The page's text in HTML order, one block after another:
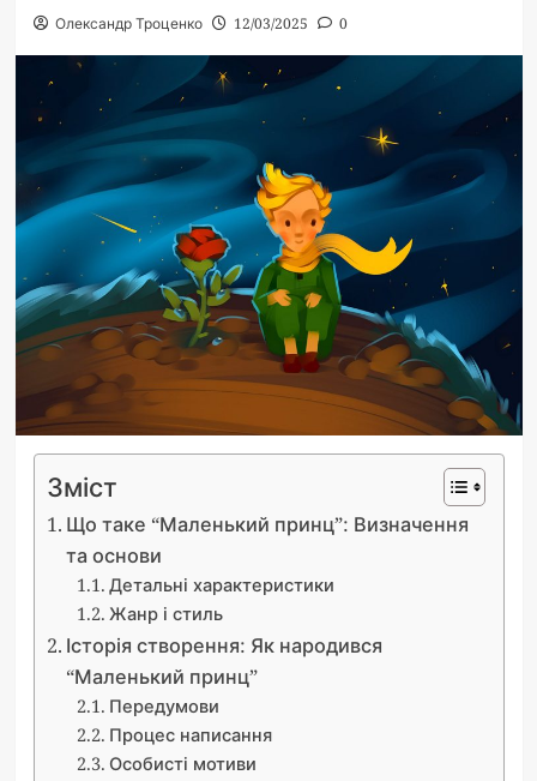
Олександр Троценко 12/03/2025 0
Зміст
Що таке “Маленький принц”: Визначення
та основи
Детальні характеристики
Жанр і стиль
Історія створення: Як народився
“Маленький принц”
Передумови
Процес написання
Особисті мотиви